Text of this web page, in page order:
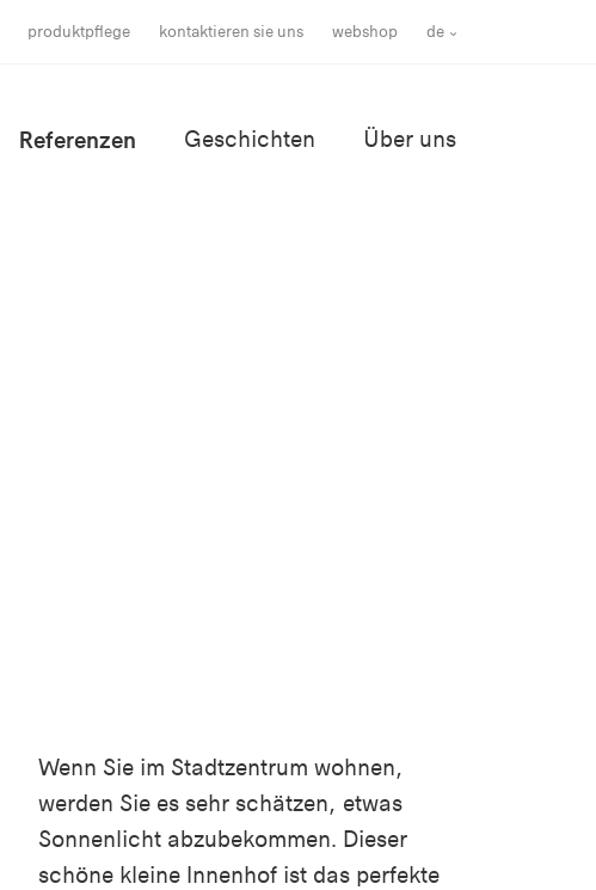
produktpflege kontaktieren sie uns webshop de
Referenzen Geschichten Über uns
Wenn Sie im Stadtzentrum wohnen,
werden Sie es sehr schätzen, etwas
Sonnenlicht abzubekommen. Dieser
schöne kleine Innenhof ist das perfekte